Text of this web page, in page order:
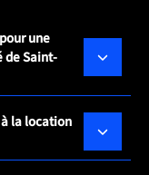
une
de Saint-
la location